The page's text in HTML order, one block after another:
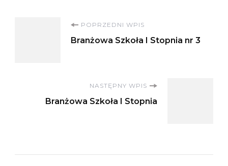
Nawigacja
POPRZEDNI WPIS
Branżowa Szkoła I Stopnia nr 3
NASTĘPNY WPIS
Branżowa Szkoła I Stopnia